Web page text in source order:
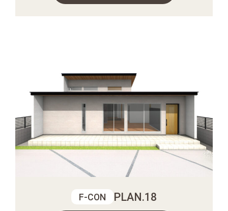
F-CON PLAN.18